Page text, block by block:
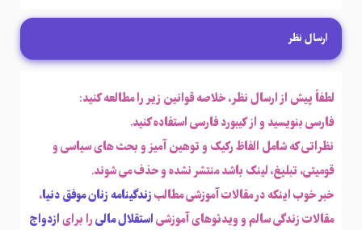
ارسال نظر
لطفاً پیش از ارسال نظر، خلاصه قوانین زیر را مطالعه کنید:
فارسی بنویسید و از کیبورد فارسی استفاده کنید.
نظراتی که شامل الفاظ رکیک و توهین آمیز و بحث های سیاسی و
قومیتی، تبلیغ، لینک باشد منتشر نشده و حذف می شوند.
خبر خوب اینکه در مقالات آموزشی مطالبزندگینامه زنان موفق دنیا،
مقالات زندگی سالم و ویدئوهای آموزشیاستقلال مالیرا برایازدواج